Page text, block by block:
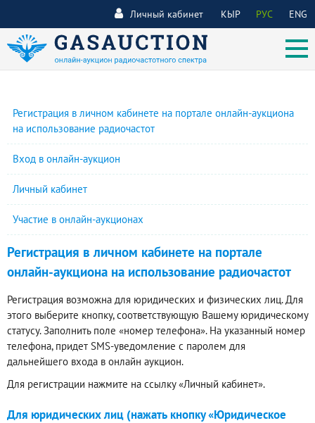
КЫР РУС ENG
Личный кабинет
Регистрация в личном кабинете на портале онлайн-аукциона
на использование радиочастот
Вход в онлайн-аукцион
Личный кабинет
Участие в онлайн-аукционах
Регистрация в личном кабинете на портале
онлайн-аукциона на использование радиочастот
Регистрация возможна для юридических и физических лиц. Для
этого выберите кнопку, соответствующую Вашему юридическому
статусу. Заполнить поле «номер телефона». На указанный номер
телефона, придет SMS-уведомление с паролем для
дальнейшего входа в онлайн аукцион.
Для регистрации нажмите на ссылку «Личный кабинет».
Для юридических лиц (нажать кнопку «Юридическое